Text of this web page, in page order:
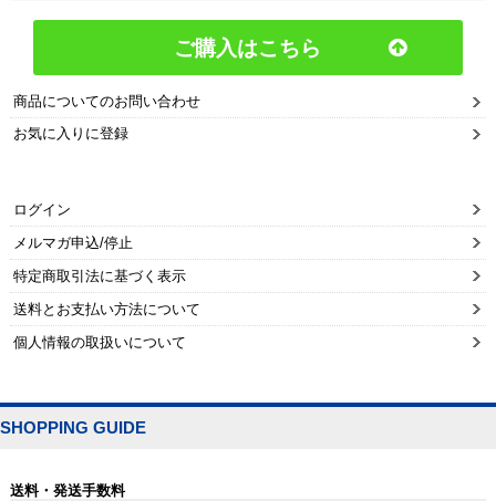
ご購入はこちら
商品についてのお問い合わせ
お気に入りに登録
ログイン
メルマガ申込/停止
特定商取引法に基づく表示
送料とお支払い方法について
個人情報の取扱いについて
SHOPPING GUIDE
送料・発送手数料